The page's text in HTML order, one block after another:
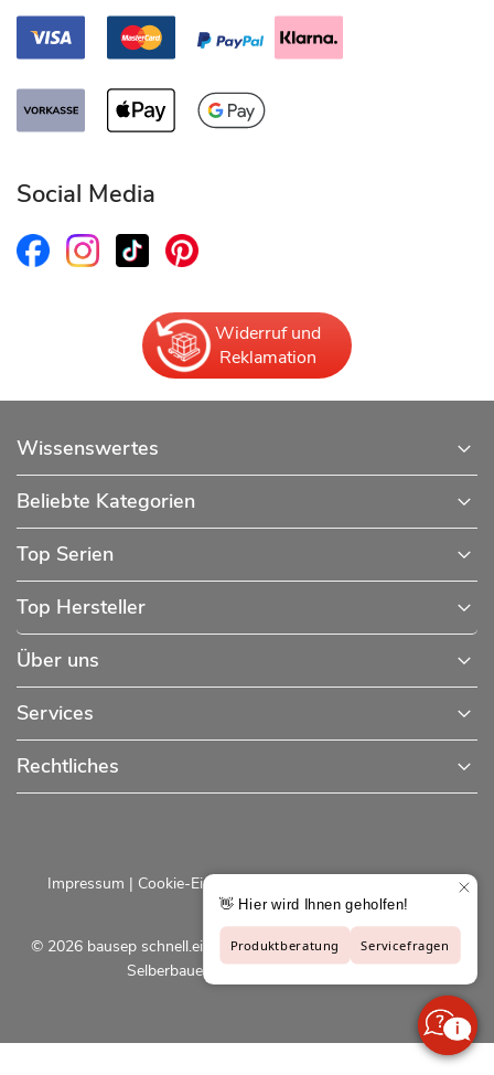
Social Media
Widerruf und
Reklamation
Wissenswertes
Beliebte Kategorien
Top Serien
Top Hersteller
Über uns
Services
Rechtliches
© 2026 bausep schnell.einfach.preiswert - Baustoffe online für
Selberbauer und Profis |bausep.de
Impressum | Cookie-Einstellungen